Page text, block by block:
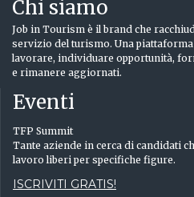
Chi siamo
Job in Tourism è il brand che
servizio del turismo. Una
lavorare, individuare opportunità,
e rimanere aggiornati.
Eventi
TFP Summit
Tante aziende in cerca di candidati
lavoro liberi per specifiche figure.
ISCRIVITI GRATIS!